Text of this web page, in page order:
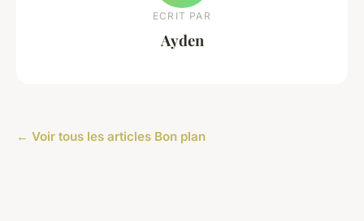
ECRIT PAR
Ayden
← Voir tous les articles Bon plan